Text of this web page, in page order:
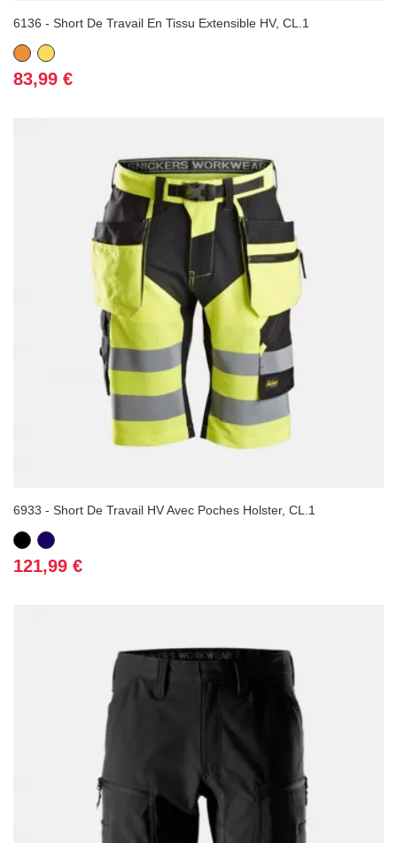
6136 - Short De Travail En Tissu Extensible HV, CL.1
Orange
Jaune
Prix
83,99 €
6933 - Short De Travail HV Avec Poches Holster, CL.1
Noir Bleu
marine
Prix
121,99 €